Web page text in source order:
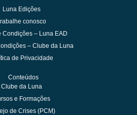
Luna Edições
conosco
Condições – Luna EAD
– Clube da Luna
de Privacidade
Conteúdos
Clube da Luna
e Formações
de Crises (PCM)